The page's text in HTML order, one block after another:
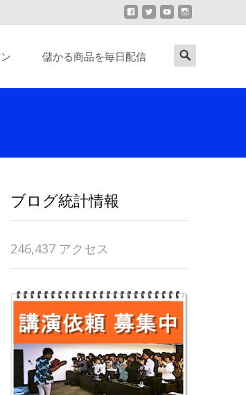
儲かる商品を毎日配信
Search
ブログ統計情報
246,437 アクセス